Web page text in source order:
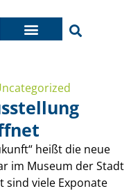
heißt die neue
im Museum der Stadt
sind viele Exponate